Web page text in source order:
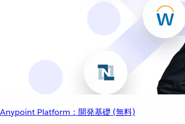
Anypoint Platform：開発基礎 (無料)